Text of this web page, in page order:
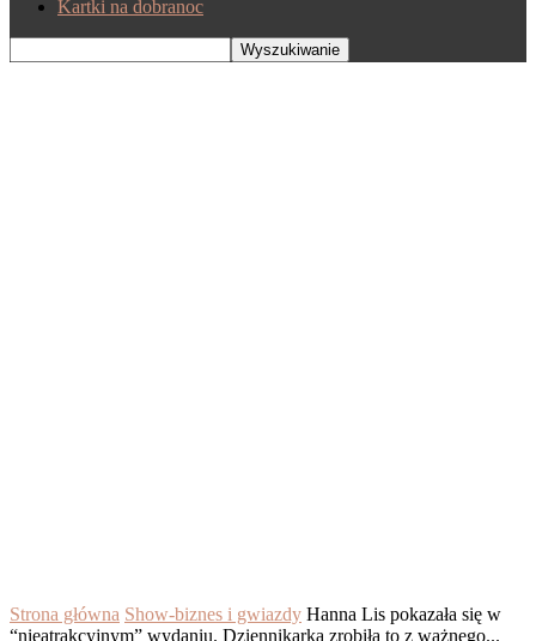
Kartki na dobranoc
Strona główna Show-biznes i gwiazdy Hanna Lis pokazała się w
“nieatrakcyjnym” wydaniu. Dziennikarka zrobiła to z ważnego...